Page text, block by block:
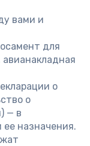
вами и
для
о
о
— в
назначения.